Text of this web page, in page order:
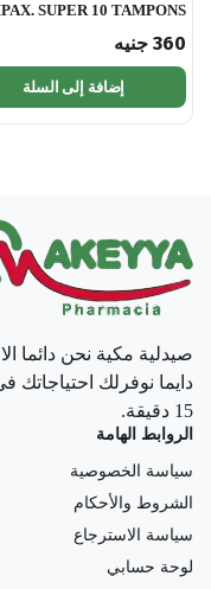
SUPER 10 TAMPONS
360 جنيه
إضافة إلى السلة
صيدلية مكية نحن دائما
دايما نوفرلك
15 دقيقة.
الروابط الهامة
سياسة الخصوصية
الشروط والأحكام
سياسة الاسترجاع
لوحة حسابي